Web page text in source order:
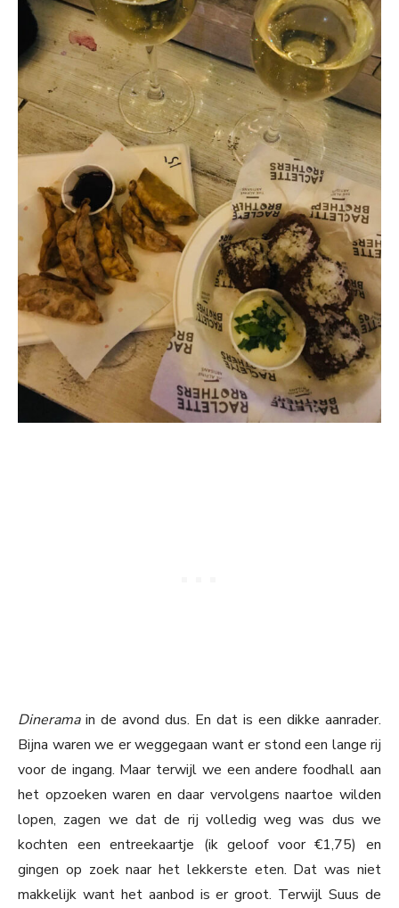
Dineramain de avond dus. En dat is een dikke aanrader.
Bijna waren we er weggegaan want er stond een lange rij
voor de ingang. Maar terwijl we een andere foodhall aan
het opzoeken waren en daar vervolgens naartoe wilden
lopen, zagen we dat de rij volledig weg was dus we
kochten een entreekaartje (ik geloof voor €1,75) en
gingen op zoek naar het lekkerste eten. Dat was niet
makkelijk want het aanbod is er groot. Terwijl Suus de